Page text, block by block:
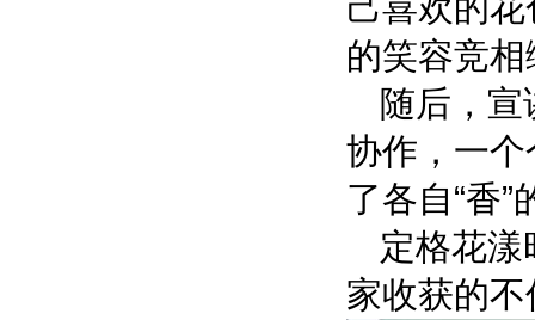
己喜欢的
的笑容竞
随后，
协作， 一
了各自“香”
定格花
家收获的